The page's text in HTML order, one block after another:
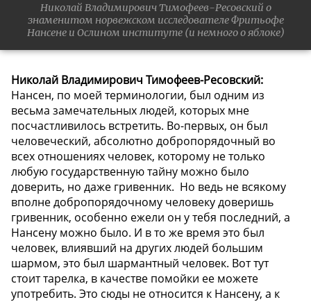
Николай Владимирович Тимофеев-Ресовский о
знаменитом норвежском исследователе Фритьофе
Нансене и Ослином институте (и немного о яблоке)
Николай Владимирович Тимофеев-Ресовский:
Нансен, по моей терминологии, был одним из
весьма замечательных людей, которых мне
посчастливилось встретить. Во-первых, он был
человеческий, абсолютно добропорядочный во
всех отношениях человек, которому не только
любую государственную тайну можно было
доверить, но даже гривенник. Но ведь не всякому
вполне добропорядочному человеку доверишь
гривенник, особенно ежели он у тебя последний, а
Нансену можно было. И в то же время это был
человек, влиявший на других людей большим
шармом, это был шармантный человек. Вот тут
стоит тарелка, в качестве помойки ее можете
употребить. Это сюды не относится к Нансену, а к